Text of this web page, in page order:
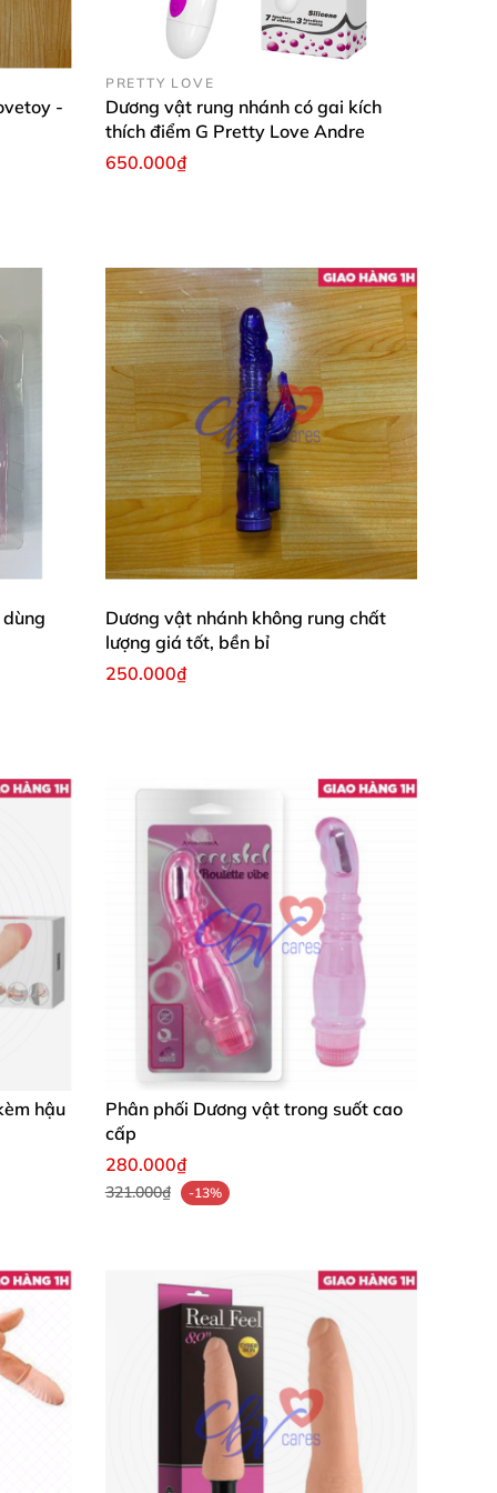
phá ngay và luôn.
thậtvới dương vậtcủa đàn ông
và quan
khác gì như đang làm tình với người ấy
, mơn chớn phía ngoài âm vật, hai mép
lẫn ngoài đềuđược kích thích đồng bộ
tròn 360 độ khiến cho âm đạocủacác
quá độ.Ngoài ranhững gai nhỏ chấm li
vào thành âm đạo tạonhững cơn sóng tình
cảm.
. Phần còn lại đơn giản là tận hưởng cảm
có người ấy ở bên. Hoặc ngay cả khi có
ưu
để khơi gợi sự thèm khát trong con
cảm mạnh mẽ trong khi sử dụng
dần
và đưa dương vật đi sâu bên trong
đem bảo quản
dục.
-
PRETTY LOVE
Dương vật rung nhánh có gai kích
thích điểm G Pretty Love Andre
650.000₫
Dương vật nhánh không rung chất
lượng giá tốt, bền bỉ
250.000₫
hậu
Phân phối Dương vật trong suốt cao
cấp
280.000₫
321.000₫ -13%